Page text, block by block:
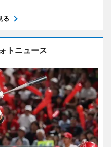
る
トニュース